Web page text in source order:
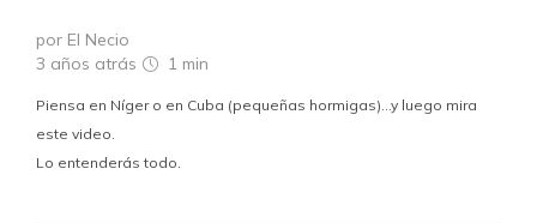
por El Necio
3 años atrás
1 min
Piensa en Níger o en Cuba (pequeñas hormigas)…y luego mira
este video.
Lo entenderás todo.